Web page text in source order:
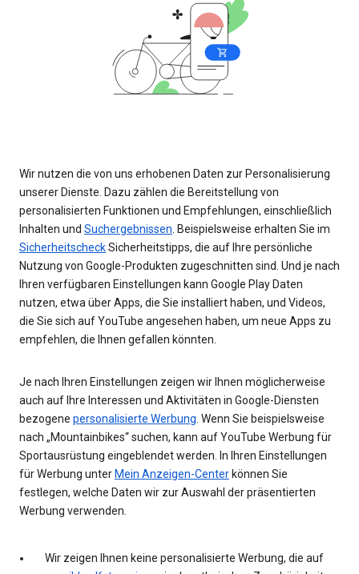
Wir nutzen die von uns erhobenen Daten zur Personalisierung
unserer Dienste. Dazu zählen die Bereitstellung von
personalisierten Funktionen und Empfehlungen, einschließlich
Inhalten und Suchergebnissen . Beispielsweise erhalten Sie im
SicherheitscheckSicherheitstipps, die auf Ihre persönliche
Nutzung von Google-Produkten zugeschnitten sind. Und je nach
Ihren verfügbaren Einstellungen kann Google Play Daten
nutzen, etwa über Apps, die Sie installiert haben, und Videos,
die Sie sich auf YouTube angesehen haben, um neue Apps zu
empfehlen, die Ihnen gefallen könnten.
Je nach Ihren Einstellungen zeigen wir Ihnen möglicherweise
auch auf Ihre Interessen und Aktivitäten in Google-Diensten
bezogene personalisierte Werbung . Wenn Sie beispielsweise
nach „Mountainbikes“ suchen, kann auf YouTube Werbung für
Sportausrüstung eingeblendet werden. In Ihren Einstellungen
für Werbung unterMein Anzeigen-Centerkönnen Sie
festlegen, welche Daten wir zur Auswahl der präsentierten
Werbung verwenden.
Wir zeigen Ihnen keine personalisierte Werbung, die auf